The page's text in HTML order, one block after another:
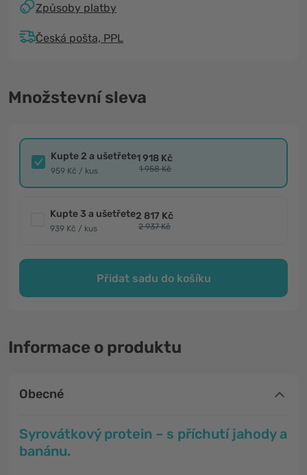
Způsoby platby
Česká pošta, PPL
Množstevní sleva
Kupte 2 a ušetřete
959 Kč / kus
1 918 Kč
1 958 Kč
Kupte 3 a ušetřete
939 Kč / kus
2 817 Kč
2 937 Kč
Přidat sadu do košíku
Informace o produktu
Obecné
Syrovátkový protein – s příchutí jahody a
banánu.